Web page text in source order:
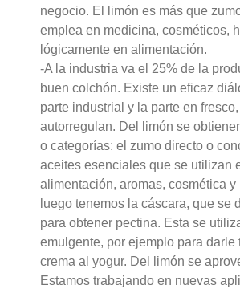
negocio. El limón es más que
emplea en medicina, cosméticos,
lógicamente en alimentación.
-A la industria va el 25% de la
buen colchón. Existe un eficaz
parte industrial y la parte en
autorregulan. Del limón se
o categorías: el zumo directo o
aceites esenciales que se utilizan
alimentación, aromas, cosmética y
luego tenemos la cáscara, que se
para obtener pectina. Esta se
emulgente, por ejemplo para darle
crema al yogur. Del limón se
Estamos trabajando en nuevas